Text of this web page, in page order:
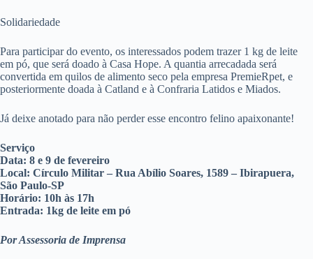
Solidariedade
Para participar do evento, os interessados podem trazer 1 kg de leite
em pó, que será doado à Casa Hope. A quantia arrecadada será
convertida em quilos de alimento seco pela empresa PremieRpet, e
posteriormente doada à Catland e à Confraria Latidos e Miados.
Já deixe anotado para não perder esse encontro felino apaixonante!
Serviço
Data: 8 e 9 de fevereiro
Local: Círculo Militar – Rua Abílio Soares, 1589 – Ibirapuera,
São Paulo-SP
Horário: 10h às 17h
Entrada: 1kg de leite em pó
Por Assessoria de Imprensa